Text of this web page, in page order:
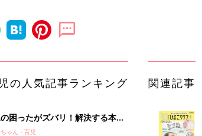
の人気記事ランキング
困ったがズバリ！解決する本
こクラブ 夏号』 4カ月～2才
ゃん・育児
関連記事